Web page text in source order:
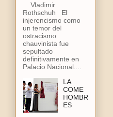
Vladimir
Rothschuh El
injerencismo como
un temor del
ostracismo
chauvinista fue
sepultado
definitivamente en
Palacio Nacional....
LA
COME
HOMBR
ES